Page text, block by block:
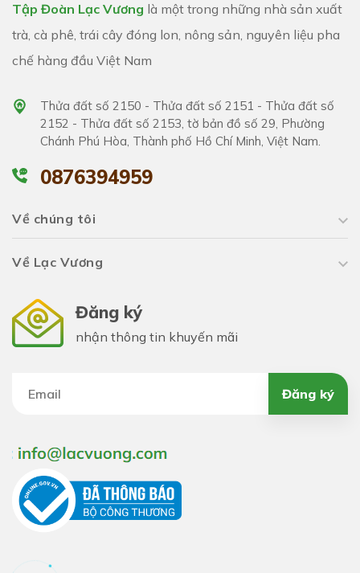
Tập Đoàn Lạc Vương là một trong những nhà sản xuất
trà, cà phê, trái cây đóng lon, nông sản, nguyên liệu pha
chế hàng đầu Việt Nam
Thửa đất số 2150 - Thửa đất số 2151 - Thửa đất số
2152 - Thửa đất số 2153, tờ bản đồ số 29, Phường
Chánh Phú Hòa, Thành phố Hồ Chí Minh, Việt Nam.
0876394959
Về chúng tôi
Về Lạc Vương
Đăng ký
nhận thông tin khuyến mãi
Đăng ký